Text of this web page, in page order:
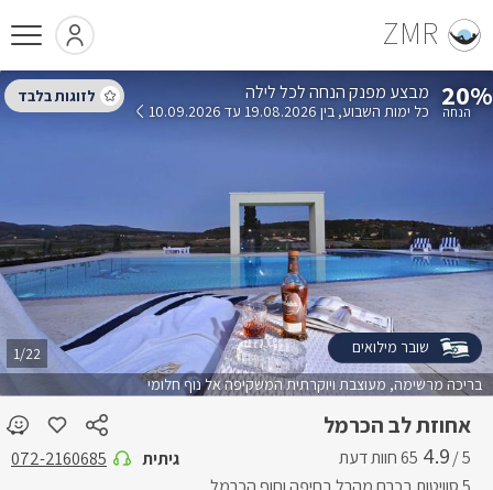
ZMR
אחוזת לב הכרמל
5 /
4.9 גיתית 072-2160685
בריכה מרשימה, מעוצבת ויוקרתית המשקיפה אל נוף חלומי
1/22
20% הנחה לכל לילה
כל ימות השבוע בין 19.08.2026 עד 10.09.2026
שובר מילואים